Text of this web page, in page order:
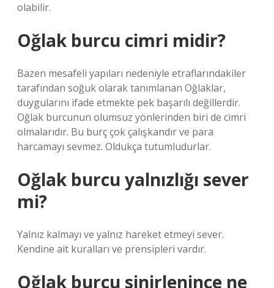
olabilir.
Oğlak burcu cimri midir?
Bazen mesafeli yapıları nedeniyle etraflarındakiler
tarafından soğuk olarak tanımlanan Oğlaklar,
duygularını ifade etmekte pek başarılı değillerdir.
Oğlak burcunun olumsuz yönlerinden biri de cimri
olmalarıdır. Bu burç çok çalışkandır ve para
harcamayı sevmez. Oldukça tutumludurlar.
Oğlak burcu yalnızlığı sever
mi?
Yalnız kalmayı ve yalnız hareket etmeyi sever.
Kendine ait kuralları ve prensipleri vardır.
Oğlak burcu sinirlenince ne